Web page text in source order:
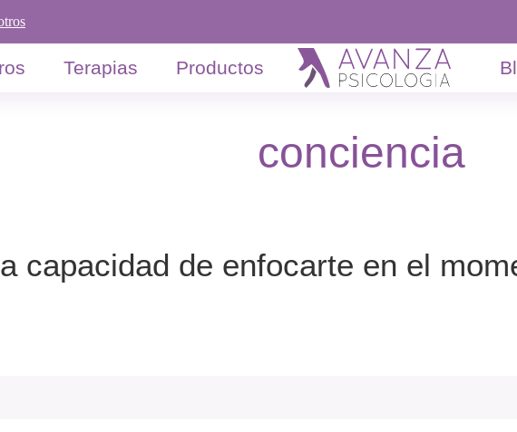
Terapias Productos
conciencia
capacidad de enfocarte en el